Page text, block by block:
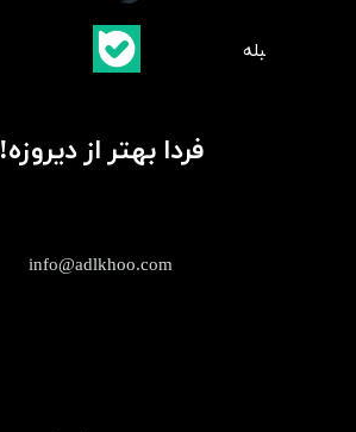
info@adlkhoo.com
فردا بهتر از دیروزه!
​بلبله​​​​​​​بله